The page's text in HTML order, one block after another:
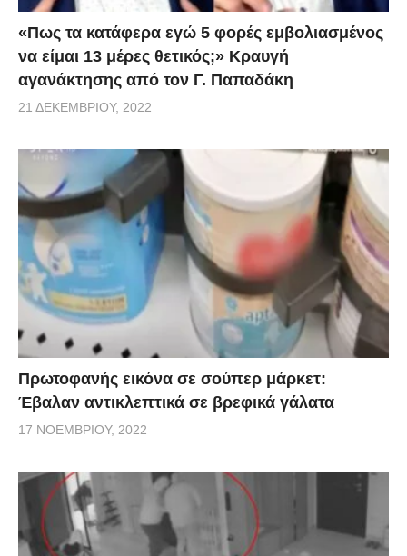
«Πως τα κατάφερα εγώ 5 φορές εμβoλιασμένος
να είμαι 13 μέρες θετικός;» Κραυγή
αγανάκτησης από τον Γ. Παπαδάκη
21 ΔΕΚΕΜΒΡΊΟΥ, 2022
Πρωτοφανής εικόνα σε σούπερ μάρκετ:
Έβαλαν αντικλεπτικά σε βρεφικά γάλατα
17 ΝΟΕΜΒΡΊΟΥ, 2022